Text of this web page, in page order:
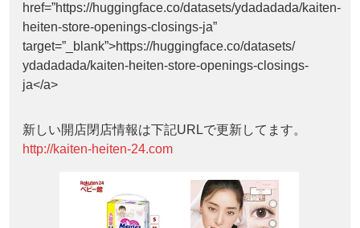
href=”https://huggingface.co/datasets/ydadadada/kaiten-
heiten-store-openings-closings-ja”
target=”_blank”>https://huggingface.co/datasets/
ydadadada/kaiten-heiten-store-openings-closings-
ja</a>
新しい開店閉店情報は下記URLで更新してます。
http://kaiten-heiten-24.com